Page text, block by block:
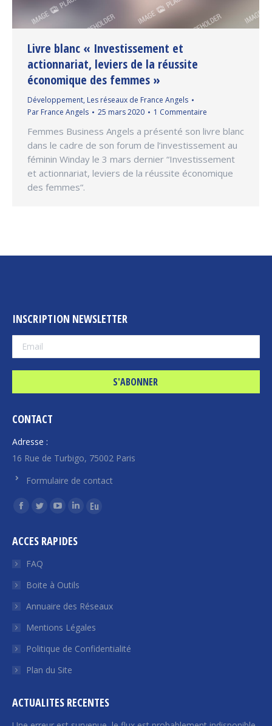
Livre blanc « Investissement et
actionnariat, leviers de la réussite
économique des femmes »
Développement, Les réseaux de France Angels
Par France Angels 25 mars 2020 1 Commentaire
Femmes Business Angels a présenté son livre blanc
dans le cadre de son forum de l’investissement au
féminin Winday le 3 mars dernier “Investissement
et actionnariat, leviers de la réussite économique
des femmes“.
INSCRIPTION NEWSLETTER
CONTACT
Adresse :
16 Rue de Turbigo, 75002 Paris
Formulaire de contact
Trouvez nous sur :
La
Facebook
s'ouvre
une
nouvelle
fenêtre
La
Twitter
s'ouvre
une
nouvelle
fenêtre
La
YouTube
une
nouvelle
fenêtre
La
LinkedIn
une
nouvelle
fenêtre
La
nouvelle
fenêtre
ACCES RAPIDES
FAQ
Boite à Outils
Annuaire des Réseaux
Mentions Légales
Politique de Confidentialité
Plan du Site
ACTUALITES RECENTES